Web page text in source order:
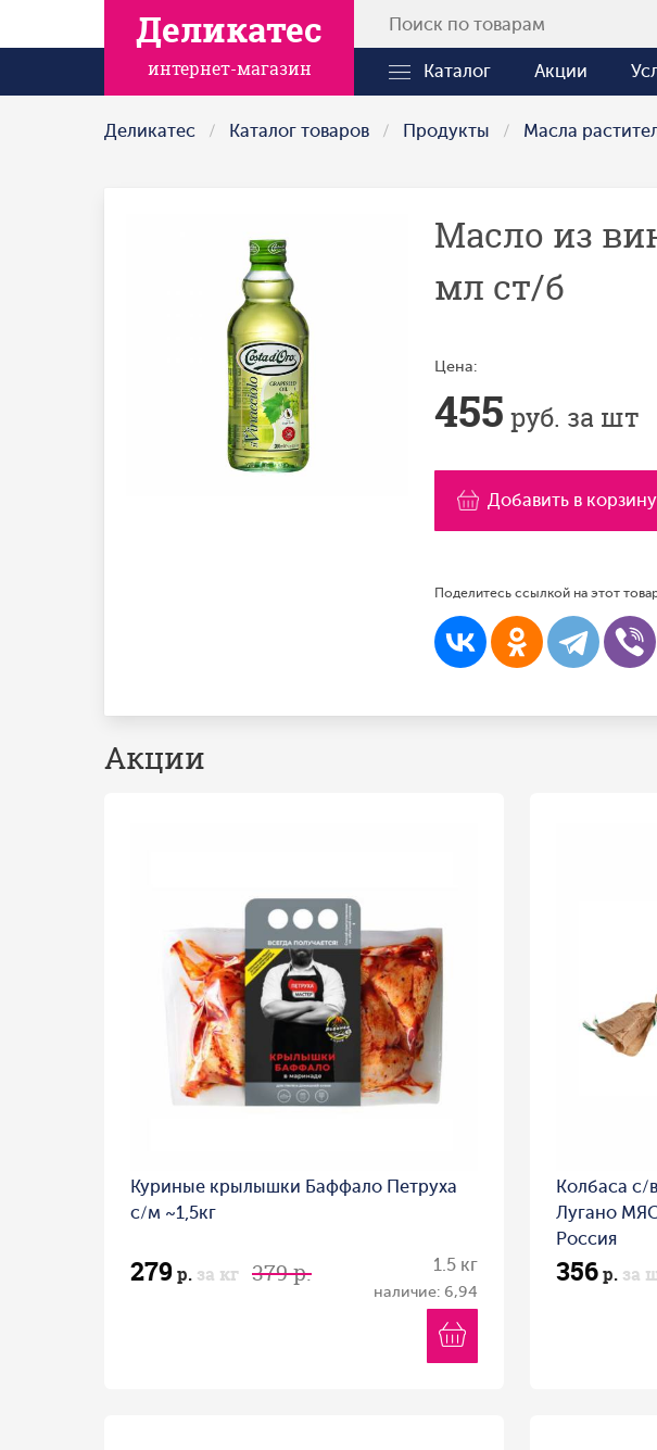
Деликатес
интернет-магазин Каталог Акции
Деликатес Каталог товаров Продукты Масла
Масло из
мл ст/б
Цена:
455 руб. за шт
Добавить в корзину
Поделитесь ссылкой на этот
Акции
Куриные крылышки Баффало Петруха
с/м ~1,5кг
279р. за кг 379 р. 1.5 кг
наличие: 6,94
Колбаса с/
Лугано
Россия
356р. за